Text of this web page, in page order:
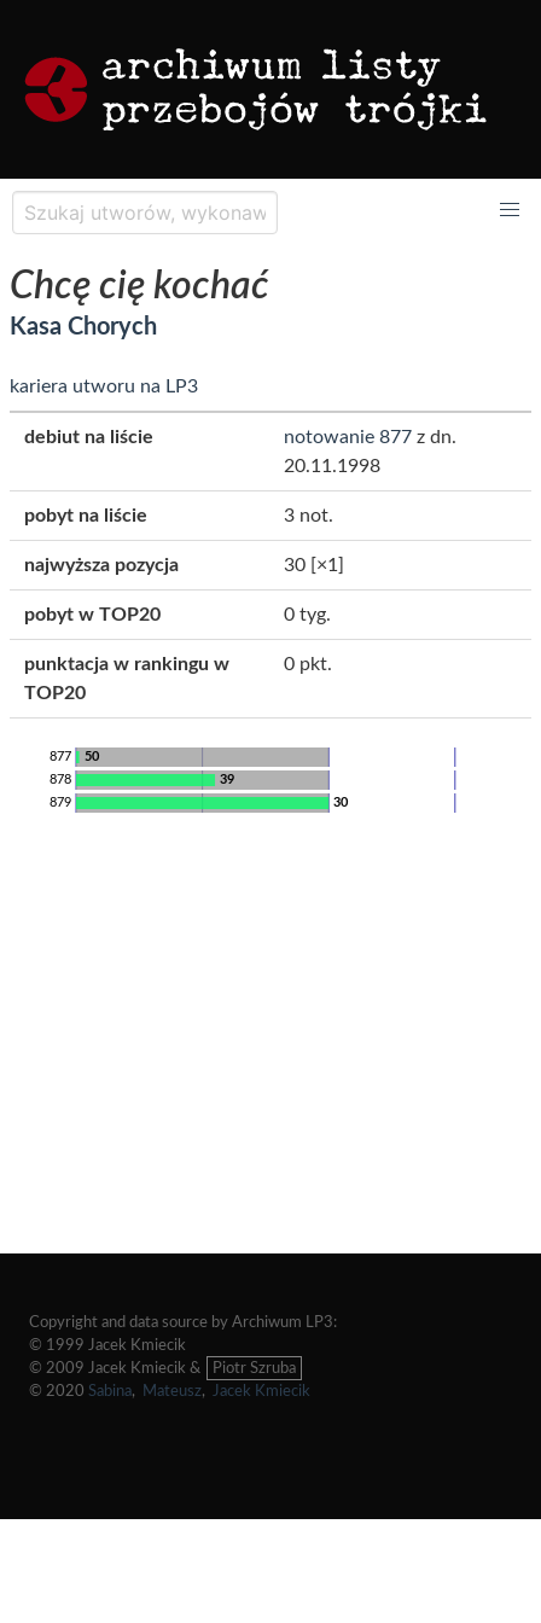
Chcę cię kochać
Kasa Chorych
kariera utworu na LP3
debiut na liście notowanie 877 z dn.
20.11.1998
pobyt na liście 3 not.
najwyższa pozycja 30 [×1]
pobyt w TOP20 0 tyg.
punktacja w rankingu w
TOP20
0 pkt.
50
877
39
878
30
879
Copyright and data source by Archiwum LP3:
© 1999 Jacek Kmiecik
© 2009 Jacek Kmiecik &
Piotr Szruba
© 2020 Sabina, Mateusz, Jacek Kmiecik